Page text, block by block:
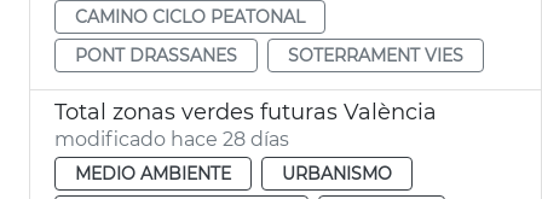
CAMINO CICLO PEATONAL
PONT DRASSANES
SOTERRAMENT VIES
Total zonas verdes futuras València
modificado hace 28 días
MEDIO AMBIENTE
URBANISMO